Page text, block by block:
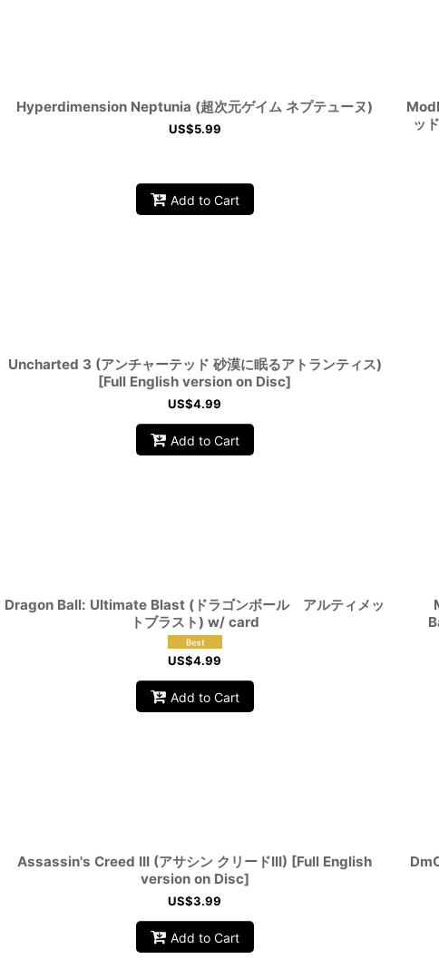
Hyperdimension Neptunia (超次元ゲイム ネプテューヌ)
US$5.99
Add to Cart
ッ
Uncharted 3 (アンチャーテッド 砂漠に眠るアトランティス)
[Full English version on Disc]
US$4.99
Add to Cart
Dragon Ball: Ultimate Blast (ドラゴンボール アルティメッ
トブラスト) w/ card
US$4.99
Add to Cart
Assassin's Creed III (アサシン クリードIII) [Full English
version on Disc]
US$3.99
Add to Cart